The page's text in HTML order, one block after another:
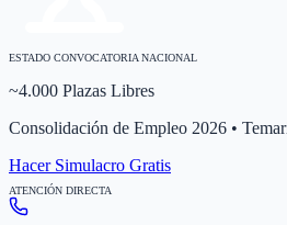
ESTADO CONVOCATORIA NACIONAL
~4.000 Plazas Libres
Consolidación de Empleo 2026 •
Hacer Simulacro Gratis
ATENCIÓN DIRECTA